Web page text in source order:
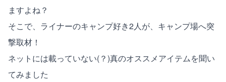
ますよね？
そこで、ライナーのキャンプ好き2人が、キャンプ場へ突
撃取材！
ネットには載っていない(？)真のオススメアイテムを聞い
てみました